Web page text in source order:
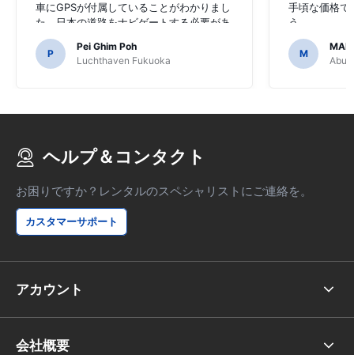
車にGPSが付属していることがわかりまし
た。日本の道路をナビゲートする必要があ
るのでGPSを購入することに決めたのは恐
ろしいことでした。
P
Pei Ghim Poh
Luchthaven Fukuoka
手頃な価格で
う。
M
Abu
ヘルプ＆コンタクト
お困りですか？レンタルのスペシャリストにご連絡を。
カスタマーサポート
アカウント
会社概要